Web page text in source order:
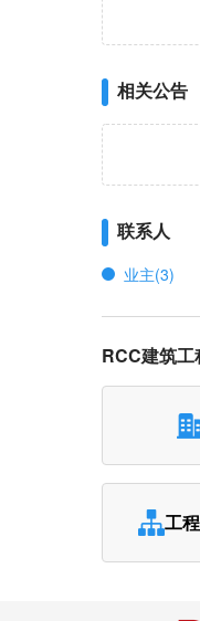
相关公告
联系人
业主(3)
RCC建筑
工